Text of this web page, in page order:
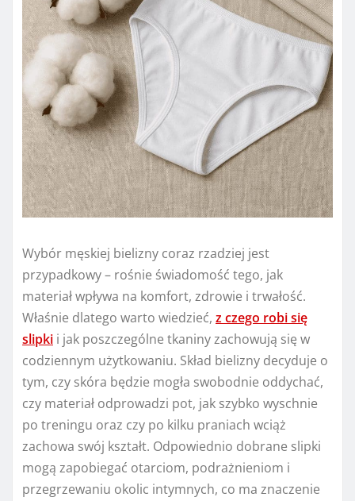
Wybór męskiej bielizny coraz rzadziej jest
przypadkowy – rośnie świadomość tego, jak
materiał wpływa na komfort, zdrowie i trwałość.
Właśnie dlatego warto wiedzieć, z czego robi się
slipki i jak poszczególne tkaniny zachowują się w
codziennym użytkowaniu. Skład bielizny decyduje o
tym, czy skóra będzie mogła swobodnie oddychać,
czy materiał odprowadzi pot, jak szybko wyschnie
po treningu oraz czy po kilku praniach wciąż
zachowa swój kształt. Odpowiednio dobrane slipki
mogą zapobiegać otarciom, podrażnieniom i
przegrzewaniu okolic intymnych, co ma znaczenie